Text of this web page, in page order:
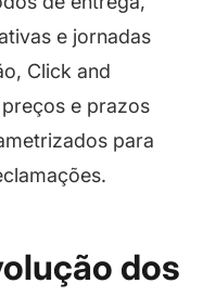
e jornadas
Click and
e prazos
para
dos